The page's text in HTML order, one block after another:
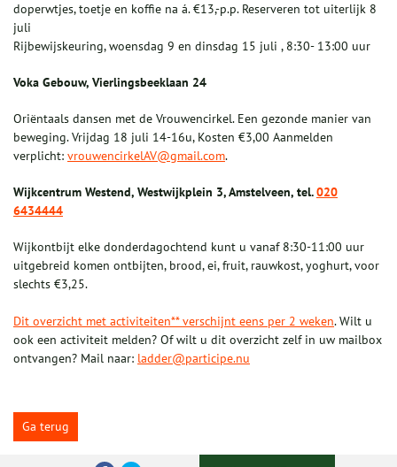
doperwtjes, toetje en koffie na á. €13,-p.p. Reserveren tot uiterlijk 8
juli
Rijbewijskeuring, woensdag 9 en dinsdag 15 juli , 8:30- 13:00 uur
Voka Gebouw, Vierlingsbeeklaan 24
Oriëntaals dansen met de Vrouwencirkel. Een gezonde manier van
beweging. Vrijdag 18 juli 14-16u, Kosten €3,00 Aanmelden
verplicht: vrouwencirkelAV@gmail.com.
Wijkcentrum Westend, Westwijkplein 3, Amstelveen, tel.020
6434444
Wijkontbijt elke donderdagochtend kunt u vanaf 8:30-11:00 uur
uitgebreid komen ontbijten, brood, ei, fruit, rauwkost, yoghurt, voor
slechts €3,25.
Dit overzicht met activiteiten** verschijnt eens per 2 weken. Wilt u
ook een activiteit melden? Of wilt u dit overzicht zelf in uw mailbox
ontvangen? Mail naar: ladder@participe.nu
Ga terug